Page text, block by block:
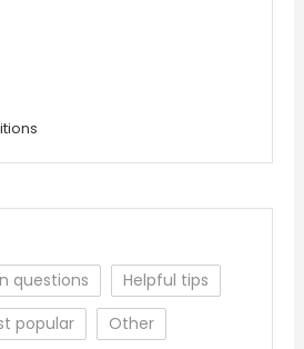
questions
Helpful tips
popular Other